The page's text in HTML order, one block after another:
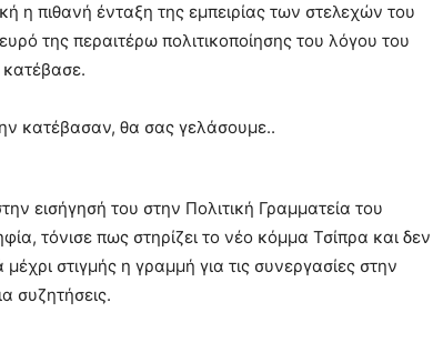
η πιθανή ένταξη της εμπειρίας των στελεχών του
της περαιτέρω πολιτικοποίησης του λόγου του
κατέβασαν, θα σας γελάσουμε..
εισήγησή του στην Πολιτική Γραμματεία του
τόνισε πως στηρίζει το νέο κόμμα Τσίπρα και δεν
στιγμής η γραμμή για τις συνεργασίες στην
συζητήσεις.